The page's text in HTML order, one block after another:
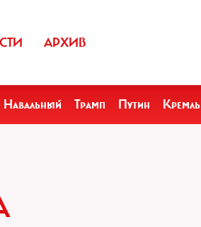
АРХИВ
Навальный Трамп Путин Кремль